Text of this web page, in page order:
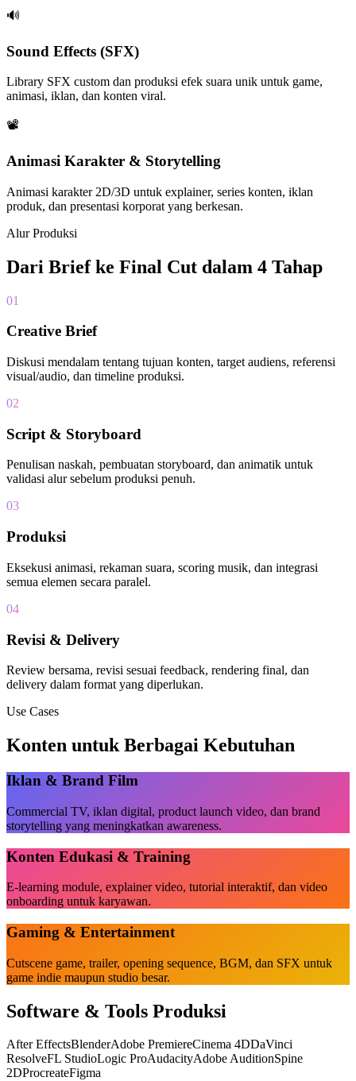
🔊
Sound Effects (SFX)
Library SFX custom dan produksi efek suara unik untuk game,
animasi, iklan, dan konten viral.
📽️
Animasi Karakter & Storytelling
Animasi karakter 2D/3D untuk explainer, series konten, iklan
produk, dan presentasi korporat yang berkesan.
Alur Produksi
Dari Brief ke Final Cut dalam 4 Tahap
01
Creative Brief
Diskusi mendalam tentang tujuan konten, target audiens, referensi
visual/audio, dan timeline produksi.
02
Script & Storyboard
Penulisan naskah, pembuatan storyboard, dan animatik untuk
validasi alur sebelum produksi penuh.
03
Produksi
Eksekusi animasi, rekaman suara, scoring musik, dan integrasi
semua elemen secara paralel.
04
Revisi & Delivery
Review bersama, revisi sesuai feedback, rendering final, dan
delivery dalam format yang diperlukan.
Use Cases
Konten untuk Berbagai Kebutuhan
Iklan & Brand Film
Commercial TV, iklan digital, product launch video, dan brand
storytelling yang meningkatkan awareness.
Konten Edukasi & Training
E-learning module, explainer video, tutorial interaktif, dan video
onboarding untuk karyawan.
Gaming & Entertainment
Cutscene game, trailer, opening sequence, BGM, dan SFX untuk
game indie maupun studio besar.
Software & Tools Produksi
After EffectsBlenderAdobe PremiereCinema 4DDaVinci
ResolveFL StudioLogic ProAudacityAdobe AuditionSpine
2DProcreateFigma